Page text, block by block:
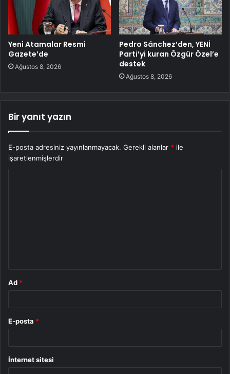
Yeni Atamalar Resmi
Gazete’de
Ağustos 8, 2026
Pedro Sánchez’den, YENİ
Parti’yi kuran Özgür Özel’e
destek
Ağustos 8, 2026
Bir yanıt yazın
E-posta adresiniz yayınlanmayacak. Gerekli alanlar * ile
işaretlenmişlerdir
Ad *
E-posta *
İnternet sitesi